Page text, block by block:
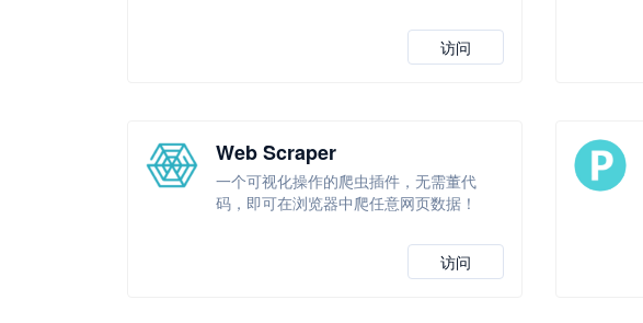
访问
Web Scraper
一个可视化操作的爬虫插件，无需董代
码，即可在浏览器中爬任意网页数据！
访问